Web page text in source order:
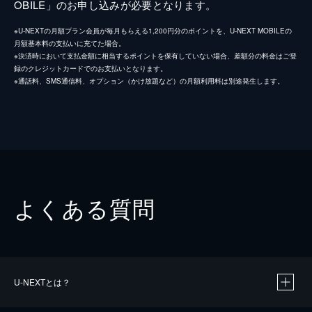
OBILE」のお申し込みが必要となります。
※U-NEXTの月額プラン会員が毎月もらえる1,200円分のポイントを、U-NEXT MOBILEの
月額基本料の支払いに充てた場合。
※決済時において支払金額に相当するポイントを保有していない場合、差額分の料金はご登
録のクレジットカードでのお支払いとなります。
※通話料、SMS通信料、オプション（かけ放題など）の月額利用料は別途発生します。
よくある質問
U-NEXTとは？